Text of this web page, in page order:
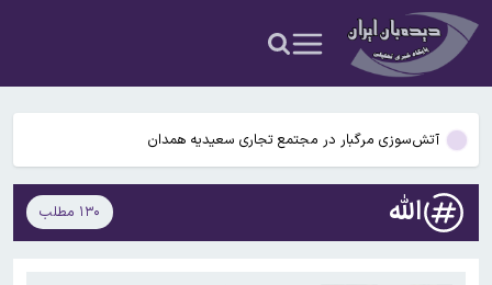
عکس و فیلم
یافته جدید: سرعت گرمایش جهانی در یک دهه گذشته تقریباً دو برابر
شده است
جزئیات جدید افزایش سنوات بازنشستگی/ چه کسانی باید بیشتر کار کنند و
چه افرادی معاف هستند؟
آتش‌سوزی مرگبار در مجتمع تجاری سعیدیه همدان
دانشمندان راز آبشار خونین جنوبگان را کشف کردند
بوگاتی سفارشی با نام «دِستِریِر» معرفی شد / W۱۶ هنوز نفس می‌کشد /
الله ۱۳۰ مطلب